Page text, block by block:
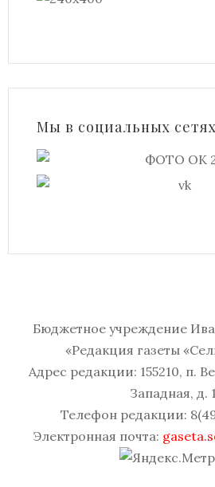
Мы в социальных сетях
Бюджетное учреждение
«Редакция газеты
Адрес редакции: 155210, п.
Западная, д.
Телефон редакции:
Электронная почта: